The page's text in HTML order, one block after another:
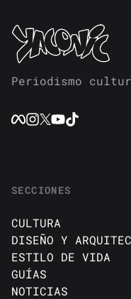
Periodismo
SECCIONES
CULTURA
DISEÑO Y
ESTILO DE VIDA
GUÍAS
NOTICIAS